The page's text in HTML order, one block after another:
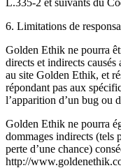
6. Limitations de
Golden Ethik ne pourra
directs et indirects causés
au site Golden Ethik, et
répondant pas aux
l’apparition d’un bug ou
Golden Ethik ne pourra
dommages indirects (tels
perte d’une chance)
http://